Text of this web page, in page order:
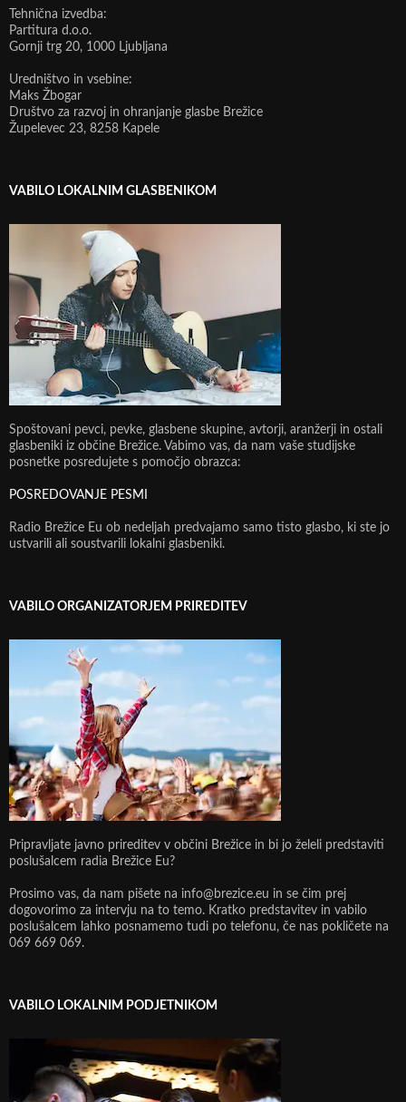
Tehnična izvedba:
Partitura d.o.o.
Gornji trg 20, 1000 Ljubljana
Uredništvo in vsebine:
Maks Žbogar
Društvo za razvoj in ohranjanje glasbe Brežice
Župelevec 23, 8258 Kapele
VABILO LOKALNIM GLASBENIKOM
Spoštovani pevci, pevke, glasbene skupine, avtorji, aranžerji in ostali
glasbeniki iz občine Brežice. Vabimo vas, da nam vaše studijske
posnetke posredujete s pomočjo obrazca:
POSREDOVANJE PESMI
Radio Brežice Eu ob nedeljah predvajamo samo tisto glasbo, ki ste jo
ustvarili ali soustvarili lokalni glasbeniki.
VABILO ORGANIZATORJEM PRIREDITEV
Pripravljate javno prireditev v občini Brežice in bi jo želeli predstaviti
poslušalcem radia Brežice Eu?
Prosimo vas, da nam pišete na info@brezice.eu in se čim prej
dogovorimo za intervju na to temo. Kratko predstavitev in vabilo
poslušalcem lahko posnamemo tudi po telefonu, če nas pokličete na
069 669 069.
VABILO LOKALNIM PODJETNIKOM